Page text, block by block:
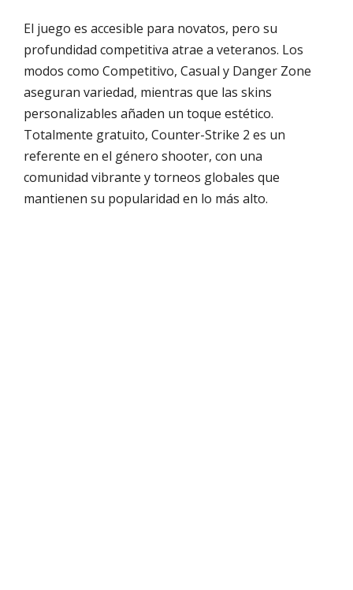
El juego es accesible para novatos, pero su
profundidad competitiva atrae a veteranos. Los
modos como Competitivo, Casual y Danger Zone
aseguran variedad, mientras que las skins
personalizables añaden un toque estético.
Totalmente gratuito, Counter-Strike 2 es un
referente en el género shooter, con una
comunidad vibrante y torneos globales que
mantienen su popularidad en lo más alto.